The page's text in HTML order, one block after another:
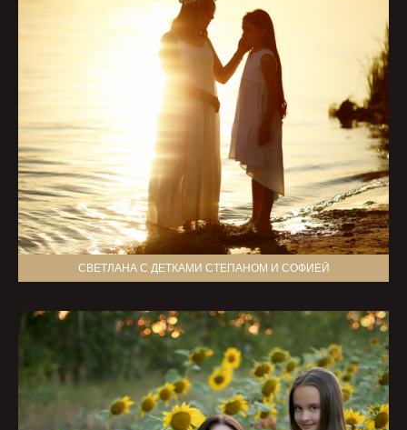
СВЕТЛАНА С ДЕТКАМИ СТЕПАНОМ И СОФИЕЙ